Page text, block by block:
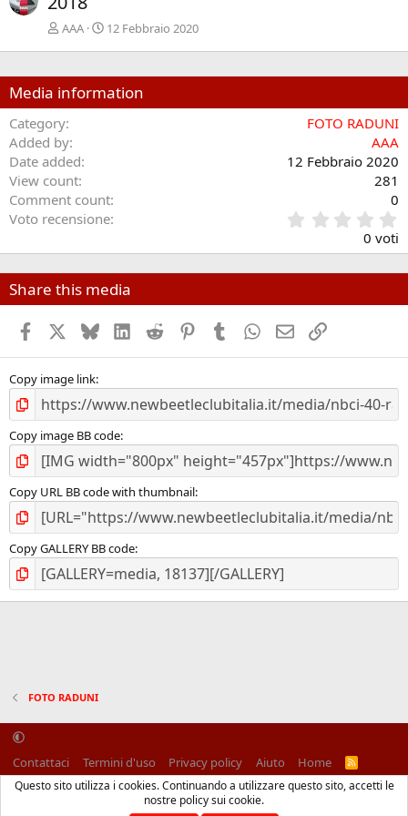
AAA 12 Febbraio 2020
Media information
Category
FOTO RADUNI
Added by
AAA
Date added
12 Febbraio 2020
View count
281
Comment count
0
Voto recensione
0
t
e
0 voti
Share this media
FacebookX (Twitter)
BlueskyLinkedInReddit PinterestTumblr WhatsApp
EmailLink
Copy image link
Copy image BB code
Copy URL BB code with thumbnail
Copy GALLERY BB code
FOTO RADUNI
Contattaci Termini d'uso Privacy policy Aiuto Home
R
S
S
Community platform by XenForo® © 2010-2025 XenForo Ltd.
Questo sito utilizza i cookies. Continuando a utilizzare questo sito, accetti le
nostre policy sui cookie.